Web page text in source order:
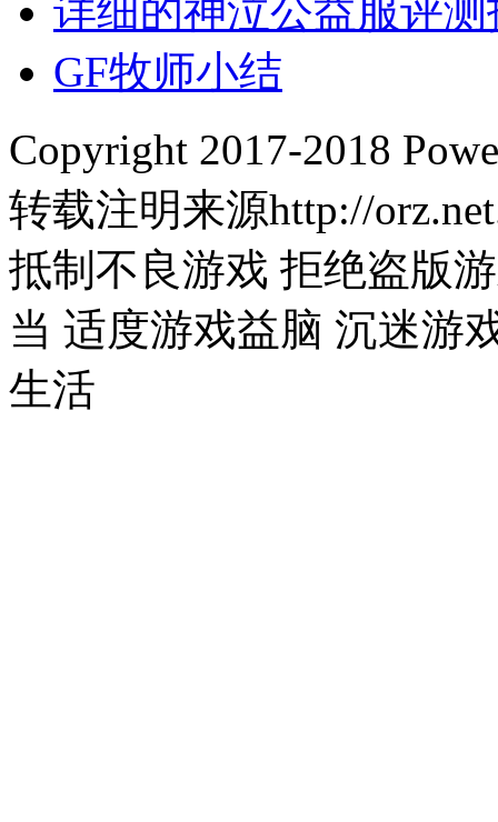
详细的神泣公益服评测
GF牧师小结
Copyright 2017-2018
转载注明来源http://
抵制不良游戏 拒绝盗版
当 适度游戏益脑 沉迷游
生活